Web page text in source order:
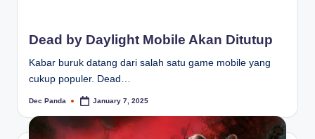
Dead by Daylight Mobile Akan Ditutup
Kabar buruk datang dari salah satu game mobile yang
cukup populer. Dead…
Posted
Dec Panda January 7, 2025